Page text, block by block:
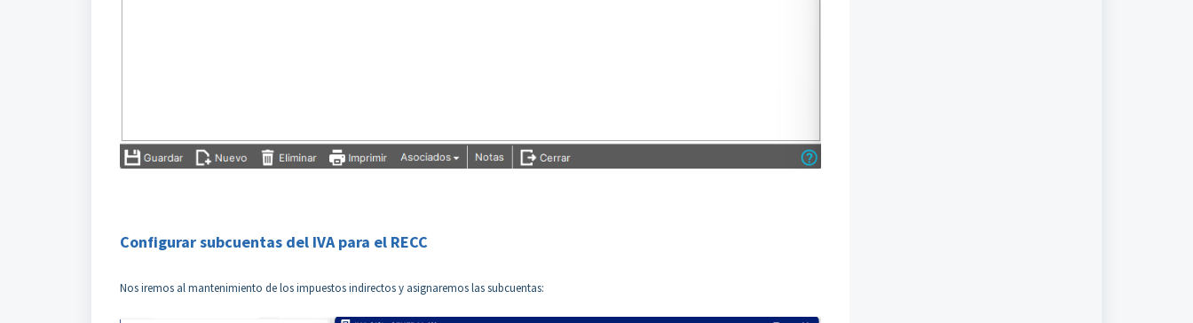
Configurar subcuentas del IVA para el RECC
Nos iremos al mantenimiento de los impuestos indirectos y asignaremos las subcuentas: